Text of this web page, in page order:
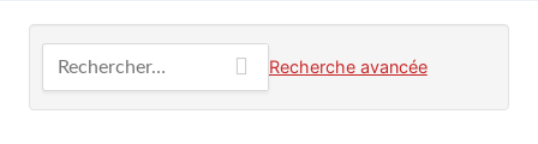
Recherche avancée